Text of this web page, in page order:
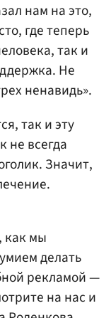
нам на это,
где теперь
так и
Не
ненавидь».
так и эту
не вcегда
Значит,
как мы
делать
рекламой —
на нас и